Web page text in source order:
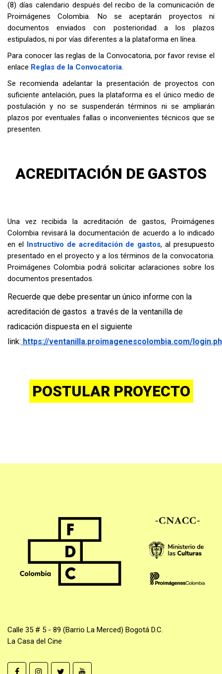
(8) días calendario después del recibo de la comunicación de
Proimágenes Colombia. No se aceptarán proyectos ni
documentos enviados con posterioridad a los plazos
estipulados, ni por vías diferentes a la plataforma en línea.
Para conocer las reglas de la Convocatoria, por favor revise el
enlace Reglas de la Convocatoria.
Se recomienda adelantar la presentación de proyectos con
suficiente antelación, pues la plataforma es el único medio de
postulación y no se suspenderán términos ni se ampliarán
plazos por eventuales fallas o inconvenientes técnicos que se
presenten.
ACREDITACIÓN DE GASTOS
Una vez recibida la acreditación de gastos, Proimágenes
Colombia revisará la documentación de acuerdo a lo indicado
en el
Instructivo de acreditación de gastos, al presupuesto
presentado en el proyecto y a los términos de la convocatoria.
Proimágenes Colombia podrá solicitar aclaraciones sobre los
documentos presentados.
Recuerde que debe presentar un único informe con la
acreditación de gastos a través de la ventanilla de
radicación dispuesta en el siguiente
link: https://ventanilla.proimagenescolombia.com/
POSTULAR PROYECTO
Calle 35 # 5 - 89 (Barrio La Merced) Bogotá D.C.
La Casa del Cine